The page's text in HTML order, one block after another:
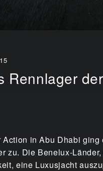
Rennlager
in Abu Dhabi
zu. Die Benelux-
eine Luxusjacht